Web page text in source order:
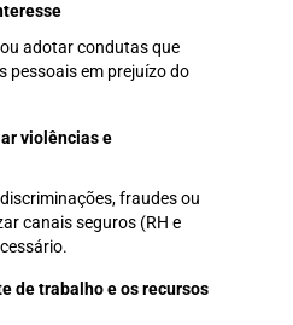
adotar condutas que
pessoais em prejuízo do
violências e
fraudes ou
canais seguros (RH e
de trabalho e os recursos